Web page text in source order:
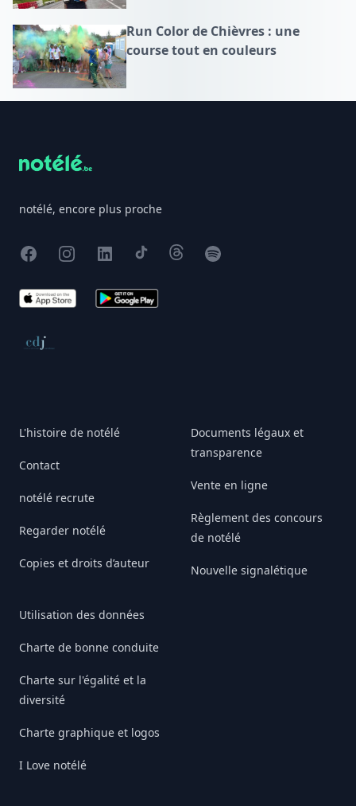
Run Color de Chièvres : une
course tout en couleurs
notélé, encore plus proche
FacebookInstagram
X TikTokThreadsSpotify
App Store Google Play
Conseil de déontologie journalistique
L'histoire de notélé
Contact
notélé recrute
Regarder notélé
Copies et droits d’auteur
Utilisation des données
Charte de bonne conduite
Charte sur l'égalité et la
diversité
Charte graphique et logos
I Love notélé
Documents légaux et
transparence
Vente en ligne
Règlement des concours
de notélé
Nouvelle signalétique